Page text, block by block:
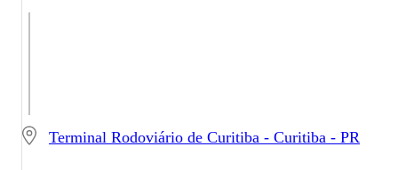
Terminal Rodoviário de Curitiba - Curitiba - PR